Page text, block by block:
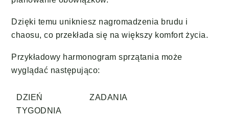
Dzięki temu unikniesz nagromadzenia brudu i
chaosu, co przekłada się na większy komfort życia.
Przykładowy harmonogram sprzątania może
wyglądać następująco:
DZIEŃ
TYGODNIA
ZADANIA